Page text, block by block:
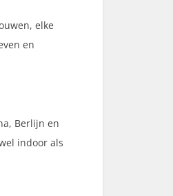
elke
en
Berlijn en
indoor als